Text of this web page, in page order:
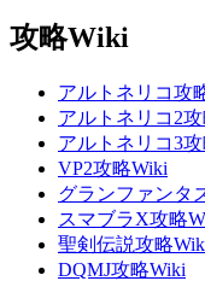
攻略Wiki
アルトネリコ攻
アルトネリコ2
アルトネリコ3
VP2攻略Wiki
グランファンタ
スマブラX攻略
聖剣伝説攻略
DQMJ攻略Wiki